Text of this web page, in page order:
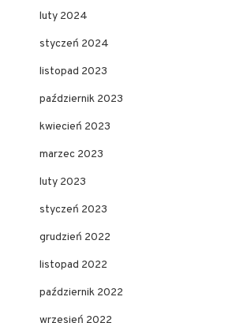
luty 2024
styczeń 2024
listopad 2023
październik 2023
kwiecień 2023
marzec 2023
luty 2023
styczeń 2023
grudzień 2022
listopad 2022
październik 2022
wrzesień 2022